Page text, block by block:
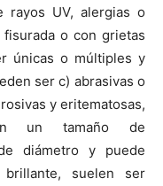
rayos UV, alergias o
o con grietas
únicas o múltiples y
ser c) abrasivas o
y eritematosas,
un tamaño de
diámetro y puede
suelen ser